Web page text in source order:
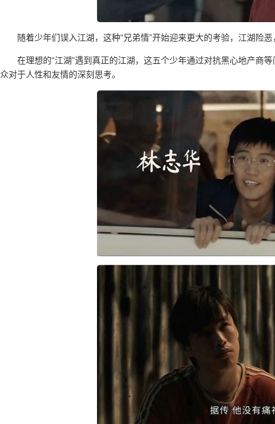
随着少年们误入江湖，这种“兄弟情”开始迎来更大的考验，江湖险
在理想的“江湖”遇到真正的江湖，这五个少年通过对抗黑心地产商
众对于人性和友情的深刻思考。